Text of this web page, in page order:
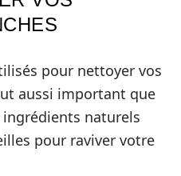
pour nettoyer vos
aussi important que
naturels
pour raviver votre